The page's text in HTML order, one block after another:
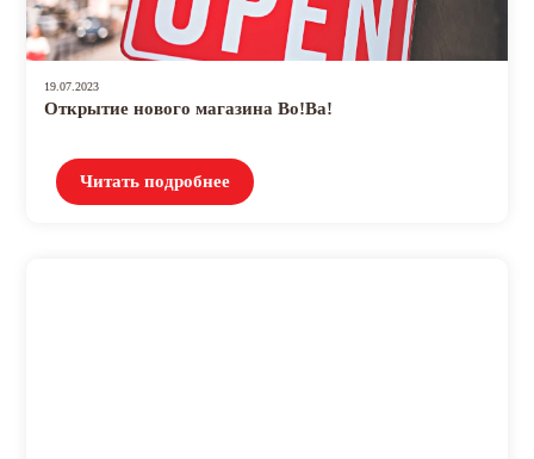
19.07.2023
Открытие нового магазина Во!Ва!
Читать подробнее